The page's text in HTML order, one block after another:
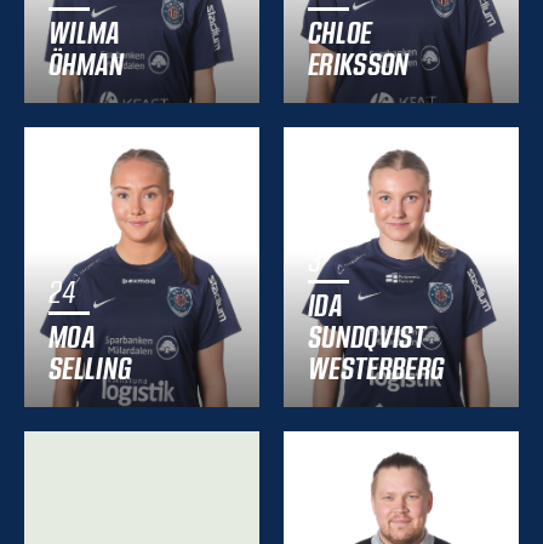
WILMA
ÖHMAN
CHLOE
ERIKSSON
24
MOA
SELLING
3
IDA
SUNDQVIST
WESTERBERG